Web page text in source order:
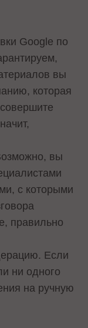
Google по
вы
которая
вы
с которыми
правильно
Если
ни одного
на ручную